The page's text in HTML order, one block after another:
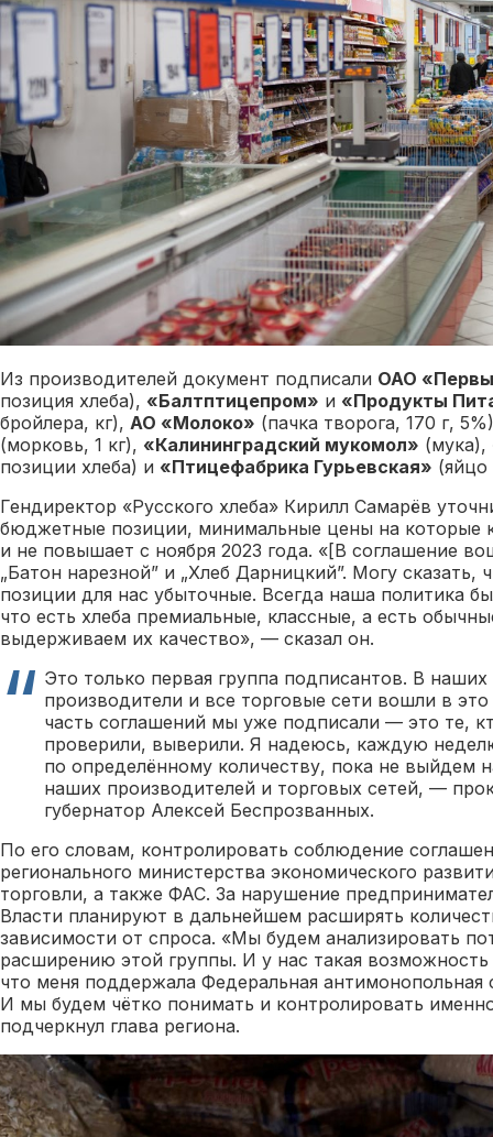
Из производителей документ подписали ОАО
позиция хлеба), «Балтптицепром» и «Продукты
бройлера, кг), АО «Молоко» (пачка творога, 170 г,
(морковь, 1 кг), «Калининградский мукомол» (мука),
позиции хлеба) и «Птицефабрика Гурьевская» (яйцо
Гендиректор «Русского хлеба» Кирилл Самарёв
бюджетные позиции, минимальные цены на которые
и не повышает с ноября 2023 года. «[В соглашение
„Батон нарезной” и „Хлеб Дарницкий”. Могу сказать,
позиции для нас убыточные. Всегда наша политика
что есть хлеба премиальные, классные, а есть
выдерживаем их качество», — сказал он.
Это только первая группа подписантов. В
производители и все торговые сети вошли в
часть соглашений мы уже подписали — это те,
проверили, выверили. Я надеюсь, каждую
по определённому количеству, пока не выйдем
наших производителей и торговых сетей, —
губернатор Алексей Беспрозванных.
По его словам, контролировать соблюдение
регионального министерства экономического
торговли, а также ФАС. За нарушение
Власти планируют в дальнейшем расширять
зависимости от спроса. «Мы будем анализировать
расширению этой группы. И у нас такая возможность
что меня поддержала Федеральная
И мы будем чётко понимать и контролировать
подчеркнул глава региона.